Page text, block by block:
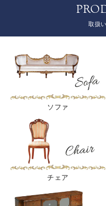
取扱
ソファ
チェア